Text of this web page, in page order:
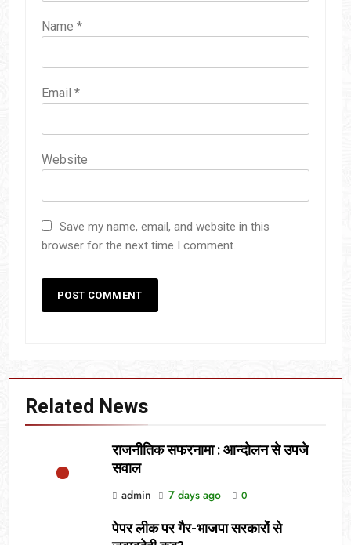
Name *
Email *
Website
Save my name, email, and website in this
browser for the next time I comment.
Related News
राजनीतिक सफरनामा : आन्दोलन से उपजे
सवाल
admin
7 days ago 0
पेपर लीक पर गैर-भाजपा सरकारों से